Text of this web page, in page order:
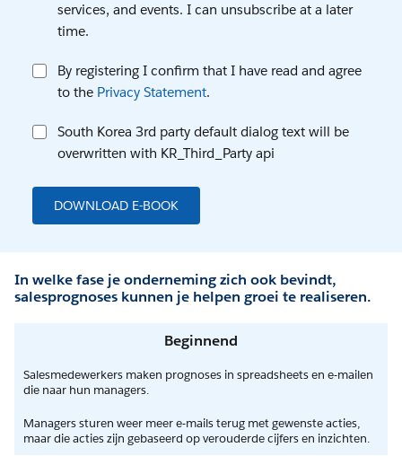
services, and events. I can unsubscribe at a later
time.
By registering I confirm that I have read and agree
to the Privacy Statement.
South Korea 3rd party default dialog text will be
overwritten with KR_Third_Party api
DOWNLOAD E-BOOK
In welke fase je onderneming zich ook bevindt,
salesprognoses kunnen je helpen groei te realiseren.
Beginnend
Salesmedewerkers maken prognoses in spreadsheets en e-mailen
die naar hun managers.
Managers sturen weer meer e-mails terug met gewenste acties,
maar die acties zijn gebaseerd op verouderde cijfers en inzichten.